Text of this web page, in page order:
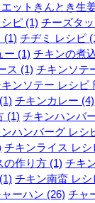
エットきんとき生
ピ (1) チーズタ
(1) チヂミ レシピ
ー (1) チキンの煮
ス (1) チキンソテ
ンソテー レシピ
チキンカレー (4)
(1) チキンハンバ
ハンバーグ レシ
チキンライス レシ
の作り方 (1) チキ
チキン南蛮 レシ
ーハン (26) チャ